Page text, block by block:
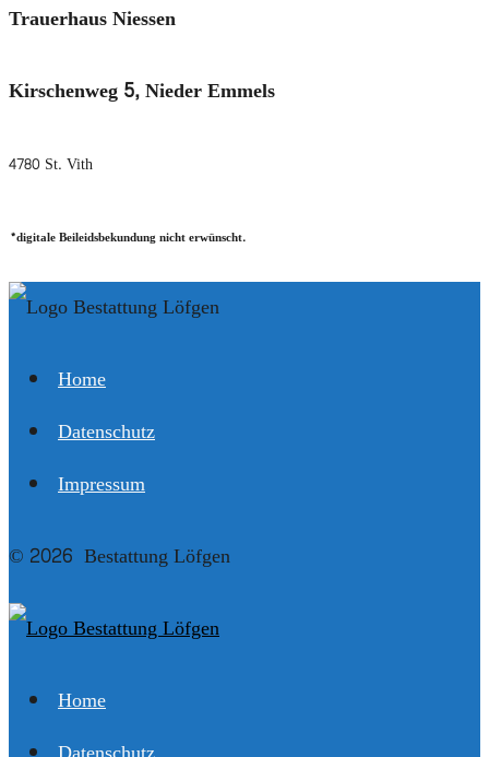
Trauerhaus Niessen
Kirschenweg 5, Nieder Emmels
4780 St. Vith
*digitale Beileidsbekundung nicht erwünscht.
Home
Datenschutz
Impressum
© 2026 Bestattung Löfgen
Home